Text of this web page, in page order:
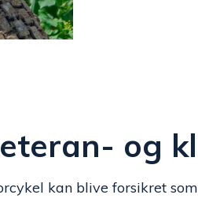
og
kan blive forsikret